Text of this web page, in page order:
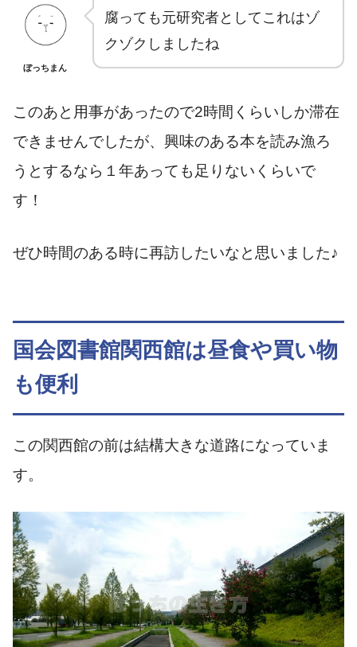
ぼっちまん
腐っても元研究者としてこれはゾ
クゾクしましたね
このあと用事があったので2時間くらいしか滞在
できませんでしたが、興味のある本を読み漁ろ
うとするなら１年あっても足りないくらいで
す！
ぜひ時間のある時に再訪したいなと思いました♪
国会図書館関西館は昼食や買い物
も便利
この関西館の前は結構大きな道路になっていま
す。